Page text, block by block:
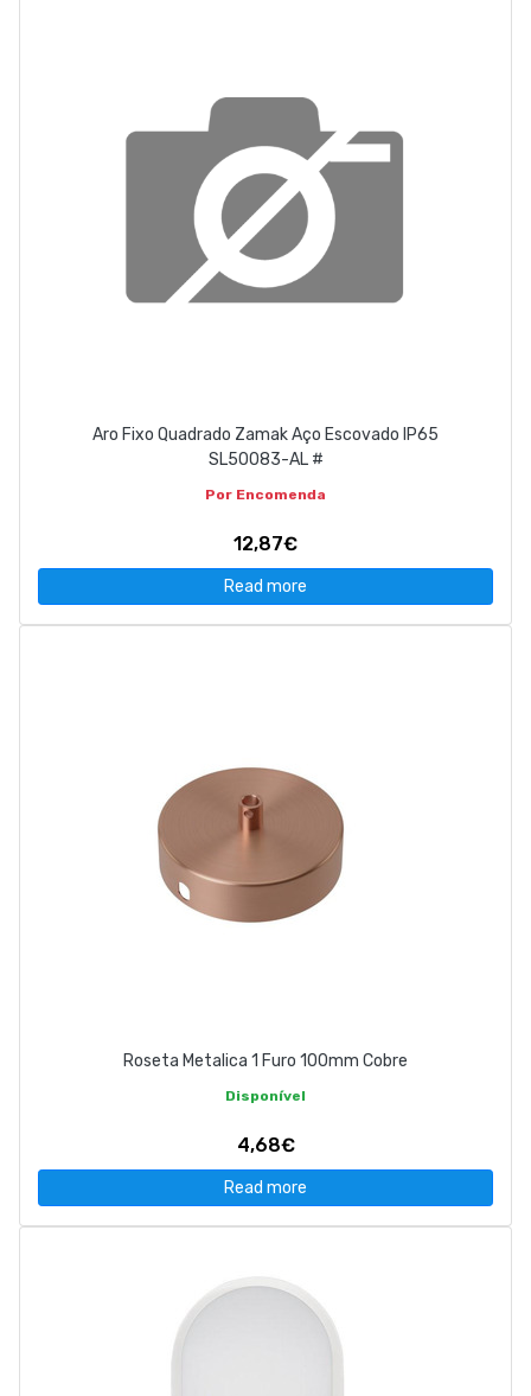
Aro Fixo Quadrado Zamak Aço Escovado IP65
SL50083-AL #
Por Encomenda
12,87€
Read more
Roseta Metalica 1 Furo 100mm Cobre
Disponível
4,68€
Read more